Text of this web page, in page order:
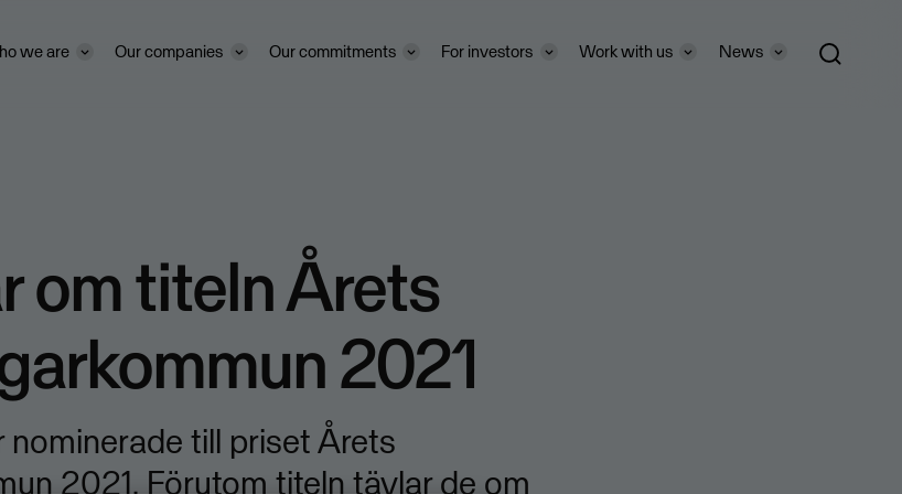
we are Our companies Our commitments For investors Work with us News
om titeln Årets
2021
nominerade till priset Årets
2021. Förutom titeln tävlar de om